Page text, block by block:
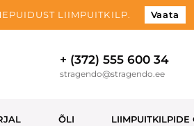
LIIMPUITKILP. Vaata
+ (372) 555 600 34
stragendo@stragendo.ee
ÕLI LIIMPUITKILPIDE